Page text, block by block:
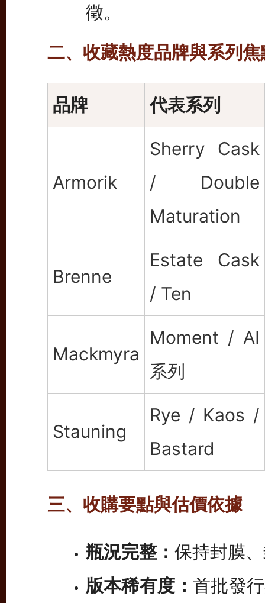
徵。
二、收藏熱度品牌與系列焦
品牌 代表系列
Armorik
Sherry Cask
/ Double
Maturation
Brenne
Estate Cask
/ Ten
Mackmyra
Moment / AI
系列
Stauning
Rye / Kaos /
Bastard
三、收購要點與估價依據
瓶況完整： 保持封膜
版本稀有度：首批發